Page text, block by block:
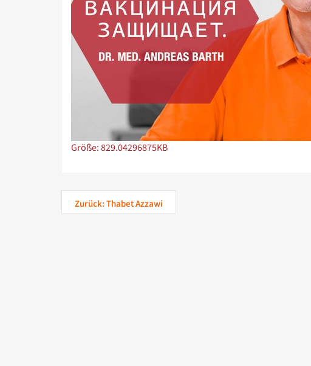
Zeige Bild in voller Größe…
Größe: 829.04296875KB
Zurück: Thabet Azzawi